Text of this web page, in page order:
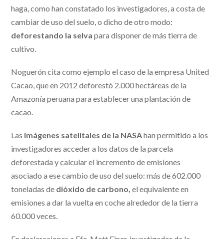
haga, como han constatado los investigadores, a costa de
cambiar de uso del suelo, o dicho de otro modo:
deforestando la selvapara disponer de más tierra de
cultivo.
Noguerón cita como ejemplo el caso de la empresa United
Cacao, que en 2012 deforestó 2.000 hectáreas de la
Amazonía peruana para establecer una plantación de
cacao.
Las imágenes satelitales de la NASAhan permitido a los
investigadores acceder a los datos de la parcela
deforestada y calcular el incremento de emisiones
asociado a ese cambio de uso del suelo: más de 602.000
toneladas de dióxido de carbono, el equivalente en
emisiones a dar la vuelta en coche alrededor de la tierra
60.000 veces.